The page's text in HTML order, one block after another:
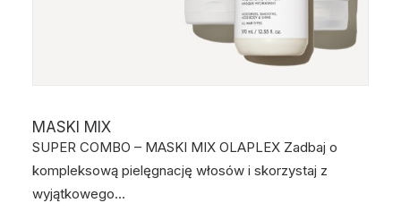
MASKI MIX
SUPER COMBO – MASKI MIX OLAPLEX Zadbaj o
kompleksową pielęgnację włosów i skorzystaj z
wyjątkowego…